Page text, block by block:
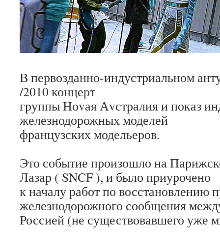
В первозданно-индустриальном
/2010 концерт
группы Ноvая Аvстралия и показ
железнодорожных моделей
французских модельеров.
Это событие произошло на
Лазар ( SNCF ), и было приурочено
к началу работ по восстановлению
железнодорожного сообщения
Россией (не существовавшего уже